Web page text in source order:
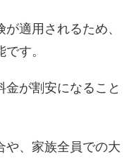
適用されるため、
す。
が割安になること
や、家族全員での大